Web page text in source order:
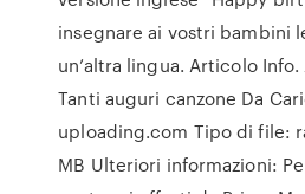
insegnare ai vostri bambini
un’altra lingua. Articolo
Tanti auguri canzone Da
uploading.com Tipo di file:
MB Ulteriori informazioni: